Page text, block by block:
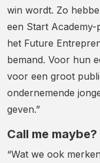
win wordt. Zo
een Start
het Future
bemand. Voor hun
voor een groot
ondernemende
geven.”
Call me maybe?
“Wat we ook